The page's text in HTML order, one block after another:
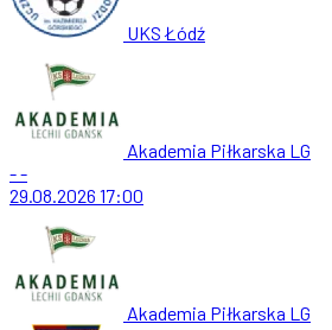
UKS Łódź
Akademia Piłkarska LG
--
29.08.2026 17:00
Akademia Piłkarska LG